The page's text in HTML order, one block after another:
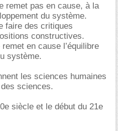
remet pas en cause, à la
du système.
faire des critiques
constructives.
en cause l’équilibre
système.
les sciences humaines
sciences.
siècle et le début du 21e